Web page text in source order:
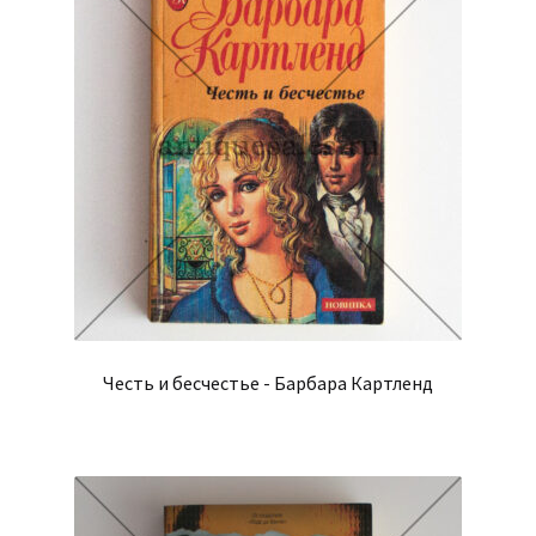
Честь и бесчестье - Барбара Картленд